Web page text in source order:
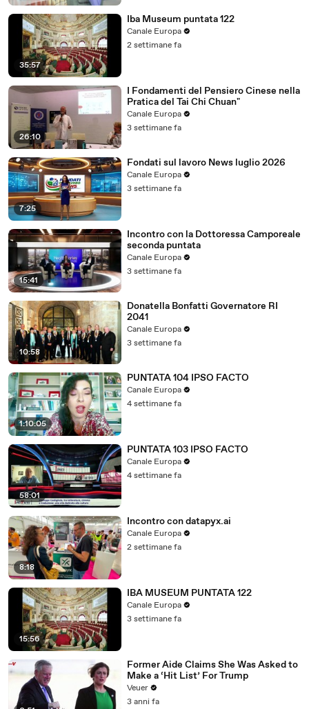
35:57
Iba Museum puntata 122
Canale Europa
2 settimane fa
26:10
I Fondamenti del Pensiero Cinese nella
Pratica del Tai Chi Chuan"
Canale Europa
3 settimane fa
7:25
Fondati sul lavoro News luglio 2026
Canale Europa
3 settimane fa
15:41
Incontro con la Dottoressa Camporeale
seconda puntata
Canale Europa
3 settimane fa
10:58
Donatella Bonfatti Governatore RI
2041
Canale Europa
3 settimane fa
1:10:05
PUNTATA 104 IPSO FACTO
Canale Europa
4 settimane fa
58:01
PUNTATA 103 IPSO FACTO
Canale Europa
4 settimane fa
8:18
Incontro con datapyx.ai
Canale Europa
2 settimane fa
15:56
IBA MUSEUM PUNTATA 122
Canale Europa
3 settimane fa
Former Aide Claims She Was Asked to
Make a ‘Hit List’ For Trump
Veuer
3 anni fa